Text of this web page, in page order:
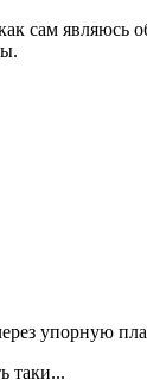
сам являюсь
упорную
таки...